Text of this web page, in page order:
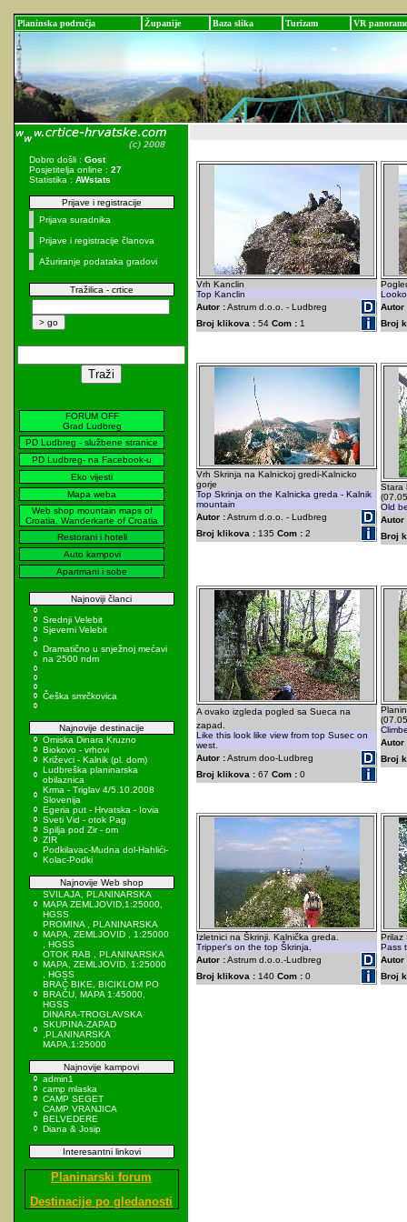
Planinska područja Županije Baza slika Turizam VR panorame
Dobro došli : Gost
Posjetitelja online : 27
Statistika : AWstats
Prijave i registracije
Prijava suradnika
Prijave i registracije članova
Ažuriranje podataka gradovi
Tražilica - crtice
FORUM OFF
Grad Ludbreg
PD Ludbreg - službene stranice
PD Ludbreg- na Facebook-u
Eko vijesti
Mapa weba
Web shop mountain maps of
Croatia, Wanderkarte of Croatia
Restorani i hoteli
Auto kampovi
Apartmani i sobe
Najnoviji članci
Srednji Velebit
Sjeverni Velebit
Dramatično u snježnoj mećavi
na 2500 ndm
Češka smrčkovica
Najnovije destinacije
Omiska Dinara Kruzno
Biokovo - vrhovi
Križevci - Kalnik (pl. dom)
Ludbreška planinarska
obilaznica
Krma - Triglav 4/5.10.2008
Slovenija
Egeria put - Hrvatska - Iovia
Sveti Vid - otok Pag
Spilja pod Zir - om
ZIR
Podkilavac-Mudna dol-Hahlići-
Kolac-Podki
Najnovije Web shop
SVILAJA, PLANINARSKA
MAPA ZEMLJOVID,1:25000,
HGSS
PROMINA , PLANINARSKA
MAPA, ZEMLJOVID , 1:25000
, HGSS
OTOK RAB , PLANINARSKA
MAPA, ZEMLJOVID, 1:25000
, HGSS
BRAČ BIKE, BICIKLOM PO
BRAČU, MAPA 1:45000,
HGSS
DINARA-TROGLAVSKA
SKUPINA-ZAPAD
,PLANINARSKA
MAPA,1:25000
Najnovije kampovi
admin1
camp mlaska
CAMP SEGET
CAMP VRANJICA
BELVEDERE
Diana & Josip
Interesantni linkovi
Planinarski forum
Destinacije po gledanosti
Vrh Kanclin
Top Kanclin
Autor :Astrum d.o.o. - Ludbreg
Broj klikova : 54 Com : 1
Autor
Broj
Vrh Skrinja na Kalnickoj gredi-Kalnicko
gorje
Top Skrinja on the Kalnicka greda - Kalnik
mountain
Autor :Astrum d.o.o. - Ludbreg
Broj klikova : 135 Com : 2
Stara
Old
Autor
Broj
A ovako izgleda pogled sa Sueca na
zapad.
Like this look like view from top Susec on
west.
Autor :Astrum doo-Ludbreg
Broj klikova : 67 Com : 0
Autor
Broj
Izletnici na Škrinji. Kalnička greda.
Tripper's on the top Škrinja.
Autor :Astrum d.o.o.-Ludbreg
Broj klikova : 140 Com : 0
Prilaz
Pass
Autor
Broj